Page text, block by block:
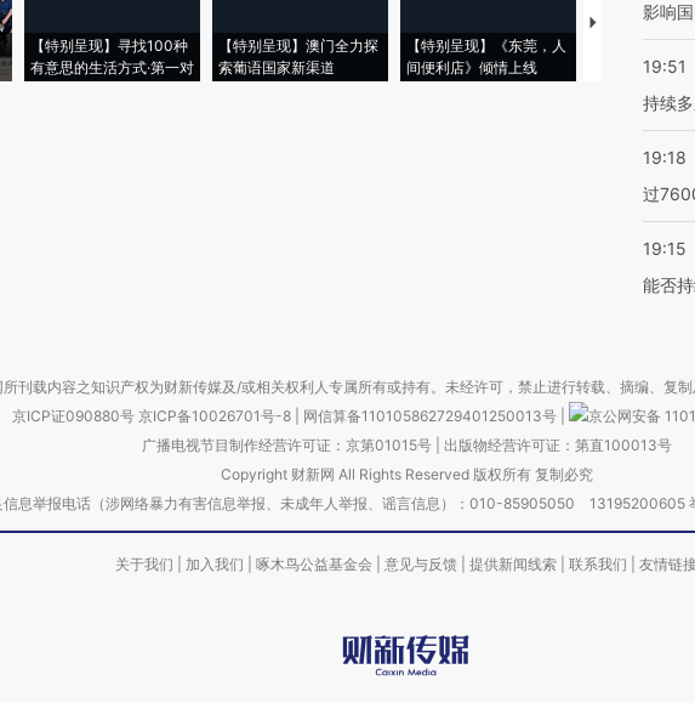
【特别呈现】寻找100种
有意思的生活方式·第一对
【特别呈现】澳门全力探
索葡语国家新渠道
【特别呈现】《东莞，人
间便利店》倾情上线
【推广】走进
会，让数智科
影响
19:51
持续多
19:18
过
19:15
能否
所刊载内容之知识产权为财新传媒及/或相关权利人专属所有或持有。未经许可，禁止进行转载、摘编、复制
京ICP证090880号 京ICP备10026701号-8 网信算备110105862729401250013号
京公网安备
广播电视节目制作经营许可证：京第01015号| 出版物经营许可证：第直100013号
Copyright 财新网 All Rights Reserved 版权所有 复制必究
信息举报电话（涉网络暴力有害信息举报、未成年人举报、谣言信息）：010-85905050 13195200605
关于我们 加入我们 啄木鸟公益基金会 意见与反馈 提供新闻线索 联系我们 友情链